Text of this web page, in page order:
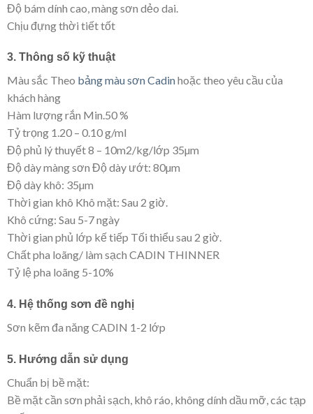
Độ bám dính cao, màng sơn dẻo dai.
Chịu đựng thời tiết tốt
3. Thông số kỹ thuật
Màu sắc Theo bảng màu sơn Cadinhoặc theo yêu cầu của
khách hàng
Hàm lượng rắn Min.50 %
Tỷ trọng 1.20 – 0.10 g/ml
Độ phủ lý thuyết 8 – 10m2/kg/lớp 35µm
Độ dày màng sơn Độ dày ướt: 80µm
Độ dày khô: 35µm
Thời gian khô Khô mặt: Sau 2 giờ.
Khô cứng: Sau 5-7 ngày
Thời gian phủ lớp kế tiếp Tối thiểu sau 2 giờ.
Chất pha loãng/ làm sạch CADIN THINNER
Tỷ lệ pha loãng 5-10%
4. Hệ thống sơn đề nghị
Sơn kẽm đa năng CADIN 1-2 lớp
5. Hướng dẫn sử dụng
Chuẩn bị bề mặt:
Bề mặt cần sơn phải sạch, khô ráo, không dính dầu mỡ, các tạp